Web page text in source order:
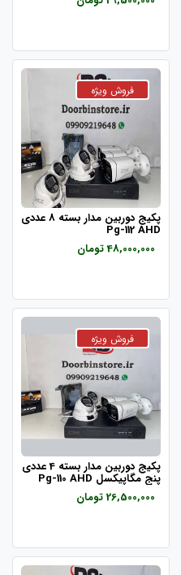
پکیج دوربین مدار بسته 8 عددی
Pg-112 AHD
48,000,000 تومان
پکیج دوربین مدار بسته 4 عددی
پنج مگاپیکسل Pg-110 AHD
26,500,000 تومان